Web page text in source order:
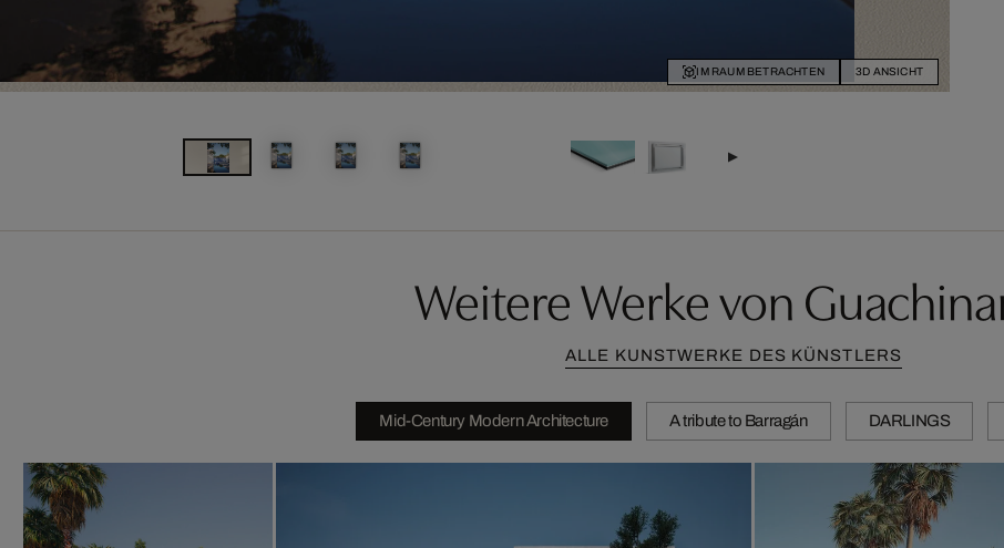
IM RAUM BETRACHTEN 3D ANSICHT
Weitere Werke von
ALLE KUNSTWERKE DES KÜNSTLERS
Mid-Century Modern Architecture A tribute to Barragán DARLINGS